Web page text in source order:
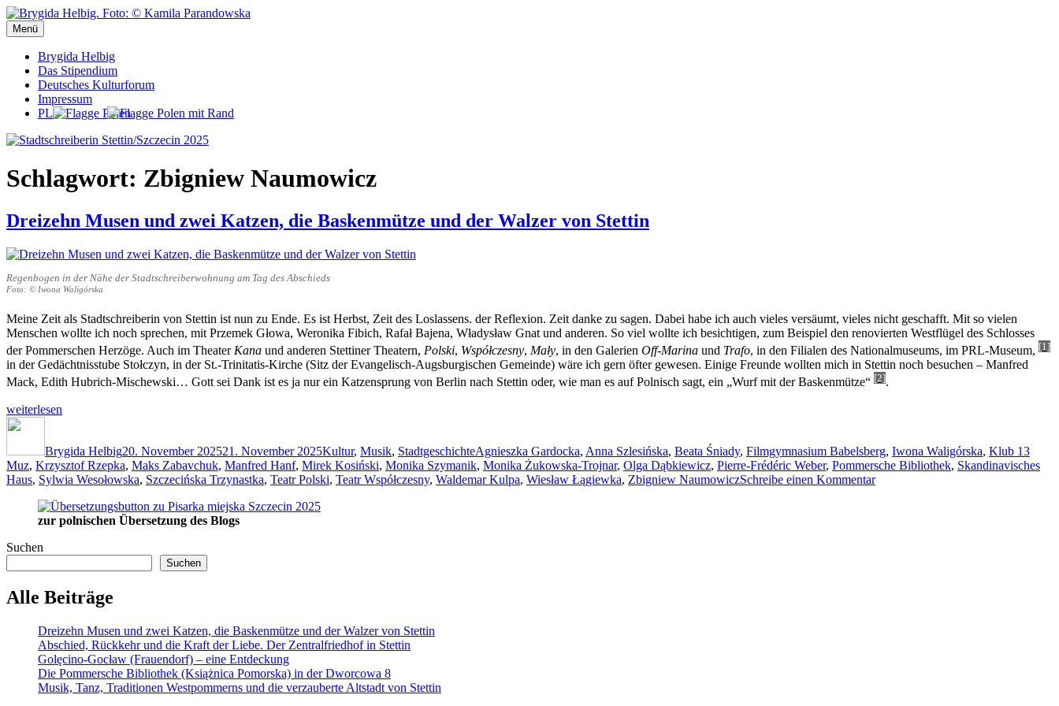
Zum
Inhalt
springen
Stadtschreiberin Stettin/Szczecin 2025
Stadtschreiberin Stettin/Szczecin 2025
Menü
Brygida Helbig
Das Stipendium
Deutsches Kulturforum
Impressum
PL
Schlagwort: Zbigniew Naumowicz
Dreizehn Musen und zwei Katzen, die Baskenmütze und der Walzer von Stettin
Regenbogen in der Nähe der Stadtschreiberwohnung am Tag des Abschieds
Foto: © Iwona Waligórska
Meine Zeit als Stadtschreiberin von Stettin ist nun zu Ende. Es ist Herbst, Zeit des Loslassens. der Reflexion. Zeit danke zu sagen. Dabei habe ich auch vieles versäumt, vieles nicht geschafft. Mit so vielen
Menschen wollte ich noch sprechen, mit Przemek Głowa, Weronika Fibich, Rafał Bajena, Władysław Gnat und anderen. So viel wollte ich besichtigen, zum Beispiel den renovierten Westflügel des Schlosses
der Pommerschen Herzöge. Auch im TheaterKana und anderen Stettiner Theatern, Polski, Współczesny, Mały, in den Galerien Off-Marina und Trafo, in den Filialen des Nationalmuseums, im PRL-Museum, [1]
in der Gedächtnisstube Stołczyn, in der St.-Trinitatis-Kirche (Sitz der Evangelisch-Augsburgischen Gemeinde) wäre ich gern öfter gewesen. Einige Freunde wollten mich in Stettin noch besuchen – Manfred
Mack, Edith Hubrich-Mischewski… Gott sei Dank ist es ja nur ein Katzensprung von Berlin nach Stettin oder, wie man es auf Polnisch sagt, ein „Wurf mit der Baskenmütze“ [2].
„Dreizehn
Musen
Katzen,
die
von
weiterlesen
Brygida Helbig20. November 202521. November 2025Kultur, Musik, StadtgeschichteAgnieszka Gardocka, Anna Szlesińska, Beata Śniady, Filmgymnasium Babelsberg, Iwona Waligórska, Klub 13
Muz, Krzysztof Rzepka, Maks Zabavchuk, Manfred Hanf, Mirek Kosiński, Monika Szymanik, Monika Żukowska-Trojnar, Olga Dąbkiewicz, Pierre-Frédéric Weber, Pommersche Bibliothek, Skandinavisches
Haus, Sylwia Wesołowska, Szczecińska Trzynastka, Teatr Polski, Teatr Współczesny, Waldemar Kulpa, Wiesław Łągiewka, Zbigniew NaumowiczSchreibe einen Kommentarzu
zur polnischen Übersetzung des Blogs
Suchen
Suchen
Alle Beiträge
Dreizehn Musen und zwei Katzen, die Baskenmütze und der Walzer von Stettin
Abschied, Rückkehr und die Kraft der Liebe. Der Zentralfriedhof in Stettin
Golęcino-Gocław (Frauendorf) – eine Entdeckung
Die Pommersche Bibliothek (Książnica Pomorska) in der Dworcowa 8
Musik, Tanz, Traditionen Westpommerns und die verzauberte Altstadt von Stettin